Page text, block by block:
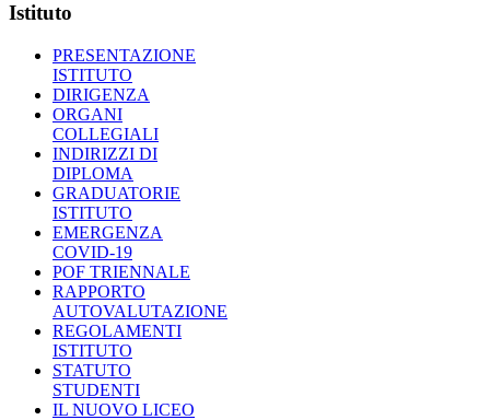
Istituto
PRESENTAZIONE
ISTITUTO
DIRIGENZA
ORGANI
COLLEGIALI
INDIRIZZI DI
DIPLOMA
GRADUATORIE
ISTITUTO
EMERGENZA
COVID-19
POF TRIENNALE
RAPPORTO
AUTOVALUTAZIONE
REGOLAMENTI
ISTITUTO
STATUTO
STUDENTI
IL NUOVO LICEO